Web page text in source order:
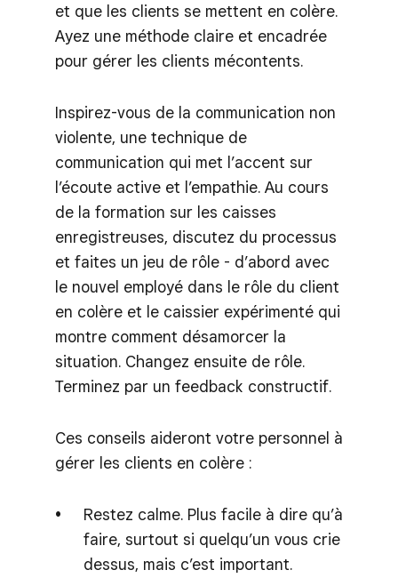
et que les clients se mettent en colère.
Ayez une méthode claire et encadrée
pour gérer les clients mécontents.
Inspirez-vous de la communication non
violente, une technique de
communication qui met l’accent sur
l’écoute active et l’empathie. Au cours
de la formation sur les caisses
enregistreuses, discutez du processus
et faites un jeu de rôle - d’abord avec
le nouvel employé dans le rôle du client
en colère et le caissier expérimenté qui
montre comment désamorcer la
situation. Changez ensuite de rôle.
Terminez par un feedback constructif.
Ces conseils aideront votre personnel à
gérer les clients en colère :
Restez calme. Plus facile à dire qu’à
faire, surtout si quelqu’un vous crie
dessus, mais c’est important.